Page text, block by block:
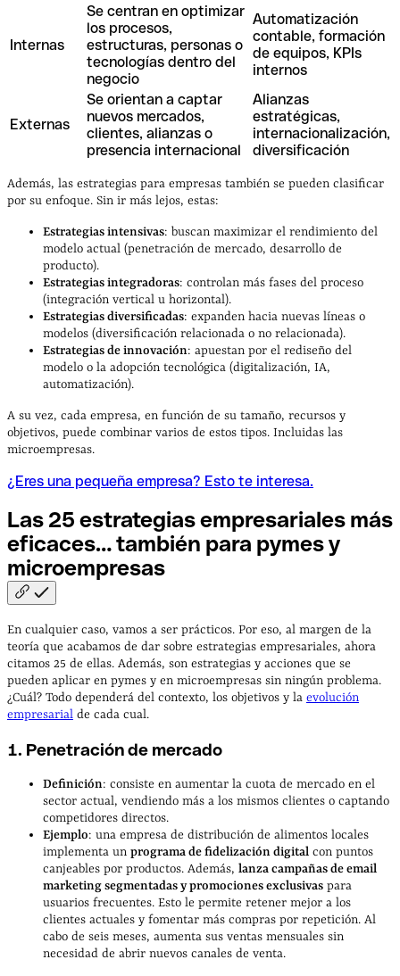
Internas
Se centran en optimizar
los procesos,
estructuras, personas o
tecnologías dentro del
negocio
Automatización
contable, formación
de equipos, KPIs
internos
Externas
Se orientan a captar
nuevos mercados,
clientes, alianzas o
presencia internacional
Alianzas
estratégicas,
internacionalización,
diversificación
Además, las estrategias para empresas también se pueden clasificar
por su enfoque. Sin ir más lejos, estas:
Estrategias intensivas: buscan maximizar el rendimiento del
modelo actual (penetración de mercado, desarrollo de
producto).
Estrategias integradoras: controlan más fases del proceso
(integración vertical u horizontal).
Estrategias diversificadas: expanden hacia nuevas líneas o
modelos (diversificación relacionada o no relacionada).
Estrategias de innovación: apuestan por el rediseño del
modelo o la adopción tecnológica (digitalización, IA,
automatización).
A su vez, cada empresa, en función de su tamaño, recursos y
objetivos, puede combinar varios de estos tipos. Incluidas las
microempresas.
¿Eres una pequeña empresa? Esto te interesa.
Las 25 estrategias empresariales más
eficaces… también para pymes y
microempresas
En cualquier caso, vamos a ser prácticos. Por eso, al margen de la
teoría que acabamos de dar sobre estrategias empresariales, ahora
citamos 25 de ellas. Además, son estrategias y acciones que se
pueden aplicar en pymes y en microempresas sin ningún problema.
¿Cuál? Todo dependerá del contexto, los objetivos y la evolución
empresarial de cada cual.
1. Penetración de mercado
Definición: consiste en aumentar la cuota de mercado en el
sector actual, vendiendo más a los mismos clientes o captando
competidores directos.
Ejemplo: una empresa de distribución de alimentos locales
implementa un programa de fidelización digital con puntos
canjeables por productos. Además, lanza campañas de email
marketing segmentadas y promociones exclusivas para
usuarios frecuentes. Esto le permite retener mejor a los
clientes actuales y fomentar más compras por repetición. Al
cabo de seis meses, aumenta sus ventas mensuales sin
necesidad de abrir nuevos canales de venta.